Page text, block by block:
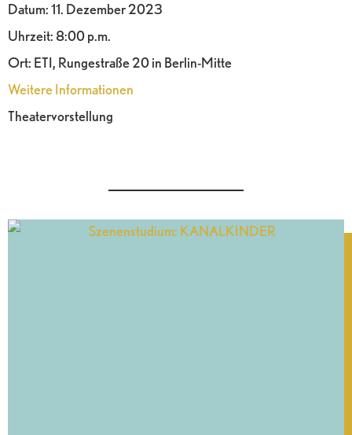
Datum:11. Dezember 2023
Uhrzeit: 8:00 p.m.
Ort: ETI, Rungestraße 20 in Berlin-Mitte
Weitere Informationen
Theatervorstellung